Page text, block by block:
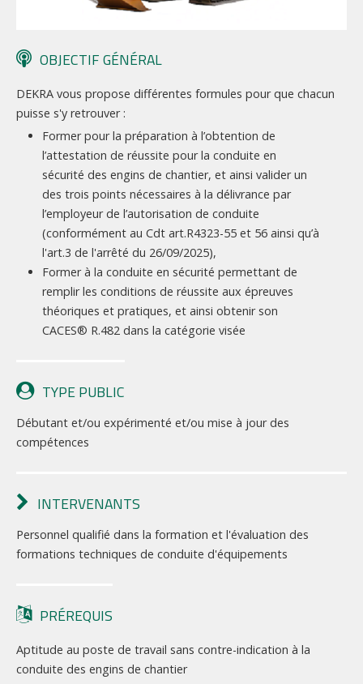
OBJECTIF GÉNÉRAL
DEKRA vous propose différentes formules pour que chacun
puisse s'y retrouver :
Former pour la préparation à l’obtention de
l’attestation de réussite pour la conduite en
sécurité des engins de chantier, et ainsi valider un
des trois points nécessaires à la délivrance par
l’employeur de l’autorisation de conduite
(conformément au Cdt art.R4323-55 et 56 ainsi qu’à
l'art.3 de l'arrêté du 26/09/2025),
Former à la conduite en sécurité permettant de
remplir les conditions de réussite aux épreuves
théoriques et pratiques, et ainsi obtenir son
CACES® R.482 dans la catégorie visée
TYPE PUBLIC
Débutant et/ou expérimenté et/ou mise à jour des
compétences
INTERVENANTS
Personnel qualifié dans la formation et l'évaluation des
formations techniques de conduite d'équipements
PRÉREQUIS
Aptitude au poste de travail sans contre-indication à la
conduite des engins de chantier